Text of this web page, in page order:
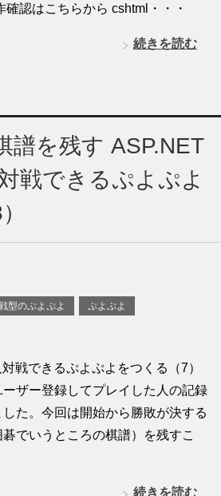
確認はこちらから cshtml・・・
続きを読む
譜を残す ASP.NET
戦できるぷよぷよ
型のぷよぷよ ぷよぷよ
戦できるぷよぷよをつくる（7）
ザー登録してプレイした人の記録
た。今回は開始から勝敗が決する
でいうところの棋譜）を残すこ
続きを読む